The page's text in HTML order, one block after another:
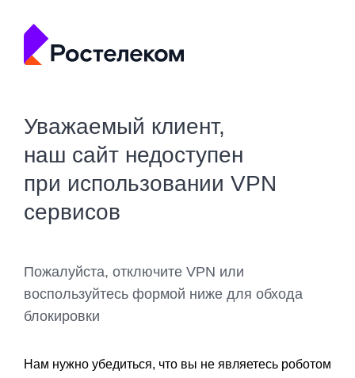
Уважаемый клиент,
наш сайт недоступен
при использовании VPN
сервисов
Пожалуйста, отключите VPN или
воспользуйтесь формой ниже для обхода
блокировки
Нам нужно убедиться, что вы не являетесь роботом